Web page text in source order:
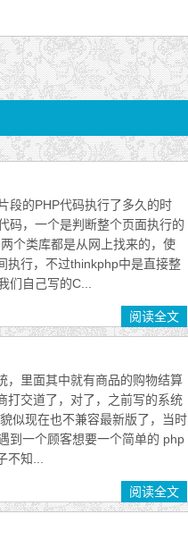
段的PHP代码执行了多久的时
码，一个是判断整个页面执行的
个类库都是从网上找来的，使
执行，不过thinkphp中是直接整
们自己写的C...
阅读全文
，里面其中就有商品的购物结算
打交道了，对了，之前写的系统
似现在也不兼容最新版了，当时
到一个顾客想要一个简单的 php
知...
阅读全文